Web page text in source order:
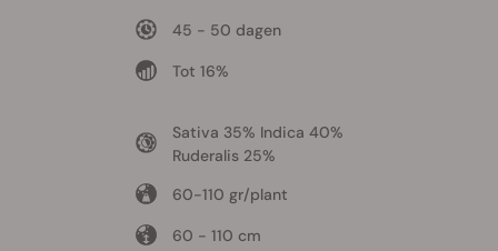
45 - 50 dagen
Tot 16%
Sativa 35% Indica 40%
Ruderalis 25%
60-110 gr/plant
60 - 110 cm